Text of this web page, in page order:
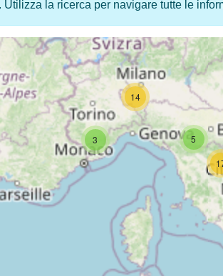
la ricerca per navigare tutte le
3 5
14